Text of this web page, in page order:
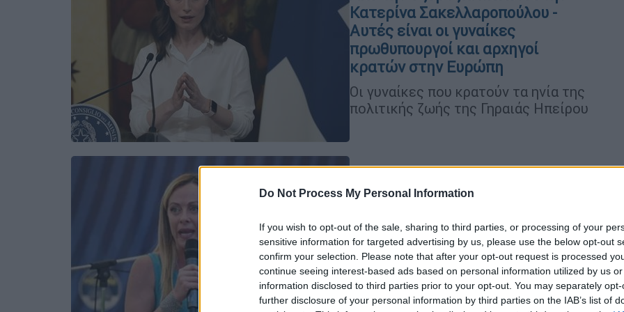
Do Not Process My Personal Information
If you wish to opt-out of the sale, sharing to third parties, or processing of your
sensitive information for targeted advertising by us, please use the below opt-out
confirm your selection. Please note that after your opt-out request is processed
continue seeing interest-based ads based on personal information utilized by us
information disclosed to third parties prior to your opt-out. You may separately
further disclosure of your personal information by third parties on the IAB’s list of
Κατερίνα Σακελλαροπούλου -
Αυτές είναι οι γυναίκες
πρωθυπουργοί και αρχηγοί
κρατών στην Ευρώπη
Οι γυναίκες που κρατούν τα ηνία της
πολιτικής ζωής της Γηραιάς Ηπείρου
Κόσμος 26.09.2022 23:00
Πόσο θα τραβήξει το σχοινί με την
Ε.Ε η Μελόνι μετά τη νίκη; - Η
ανάλυση του Σωτήρη Δανέζη στο
OPEN
Το προφίλ και τα χαρακτηριστικά της
νικήτριας των ιταλικών εκλογών